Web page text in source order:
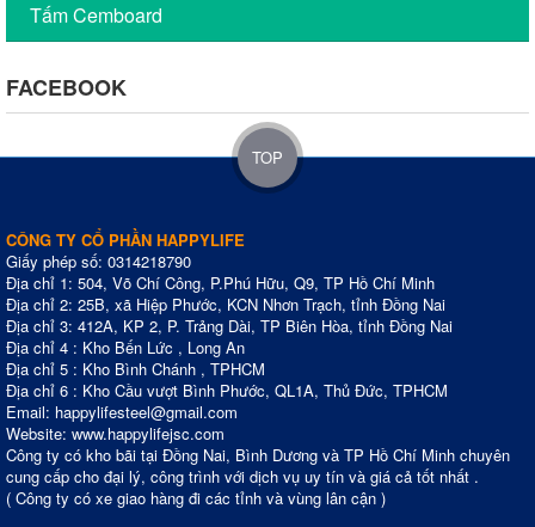
Tấm Cemboard
FACEBOOK
TOP
CÔNG TY CỔ PHẦN HAPPYLIFE
Giấy phép số: 0314218790
Địa chỉ 1: 504, Võ Chí Công, P.Phú Hữu, Q9, TP Hồ Chí Minh
Địa chỉ 2: 25B, xã Hiệp Phước, KCN Nhơn Trạch, tỉnh Đồng Nai
Địa chỉ 3: 412A, KP 2, P. Trảng Dài, TP Biên Hòa, tỉnh Đồng Nai
Địa chỉ 4 : Kho Bến Lức , Long An
Địa chỉ 5 : Kho Bình Chánh , TPHCM
Địa chỉ 6 : Kho Cầu vượt Bình Phước, QL1A, Thủ Đức, TPHCM
Email: happylifesteel@gmail.com
Website: www.happylifejsc.com
Công ty có kho bãi tại Đồng Nai, Bình Dương và TP Hồ Chí Minh chuyên
cung cấp cho đại lý, công trình với dịch vụ uy tín và giá cả tốt nhất .
( Công ty có xe giao hàng đi các tỉnh và vùng lân cận )